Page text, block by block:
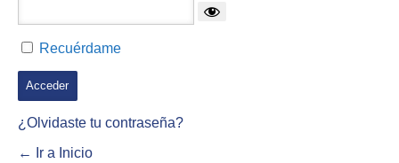
Recuérdame
¿Olvidaste tu contraseña?
← Ir a Inicio